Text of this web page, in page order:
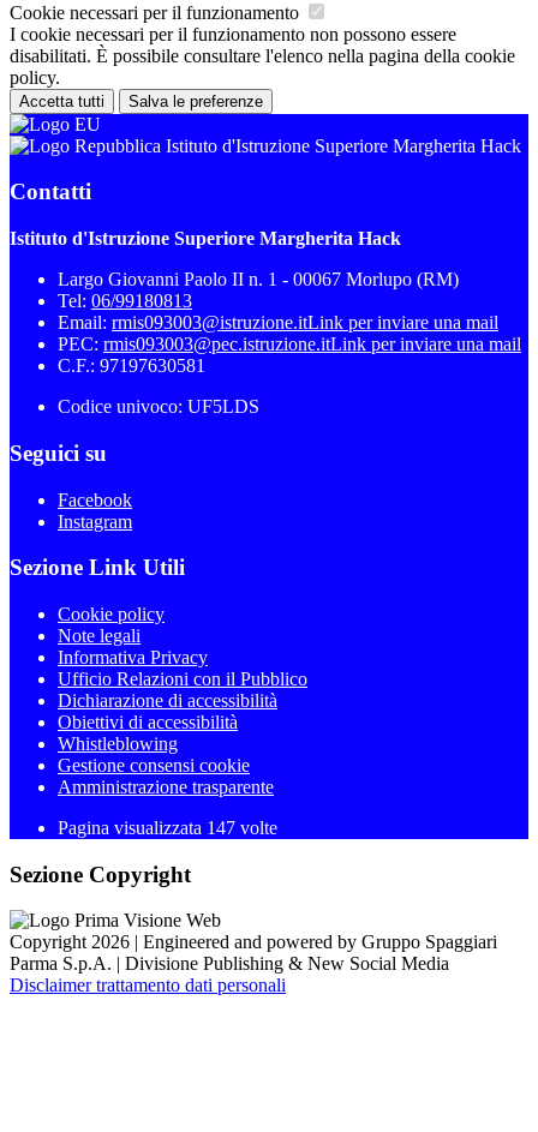
Cookie necessari per il funzionamento
I cookie necessari per il funzionamento non possono essere
disabilitati. È possibile consultare l'elenco nella pagina della cookie
policy.
Accetta tutti Salva le preferenze
Istituto d'Istruzione Superiore Margherita Hack
Contatti
Istituto d'Istruzione Superiore Margherita Hack
Largo Giovanni Paolo II n. 1 - 00067 Morlupo (RM)
Tel: 06/99180813
Email: rmis093003@istruzione.itLink per inviare una mail
PEC: rmis093003@pec.istruzione.itLink per inviare una mail
C.F.: 97197630581
Codice univoco: UF5LDS
Seguici su
Facebook
Instagram
Sezione Link Utili
Cookie policy
Note legali
Informativa Privacy
Ufficio Relazioni con il Pubblico
Dichiarazione di accessibilità
Obiettivi di accessibilità
Whistleblowing
Gestione consensi cookie
Amministrazione trasparente
Pagina visualizzata 147 volte
Sezione Copyright
Copyright 2026 | Engineered and powered by Gruppo Spaggiari
Parma S.p.A. | Divisione Publishing & New Social Media
Disclaimer trattamento dati personali